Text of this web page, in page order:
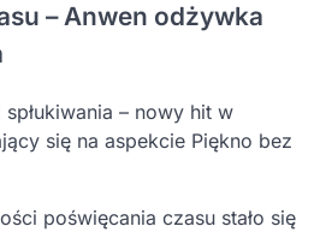
– Anwen odżywka
– nowy hit w
się na aspekcie Piękno bez
poświęcania czasu stało się